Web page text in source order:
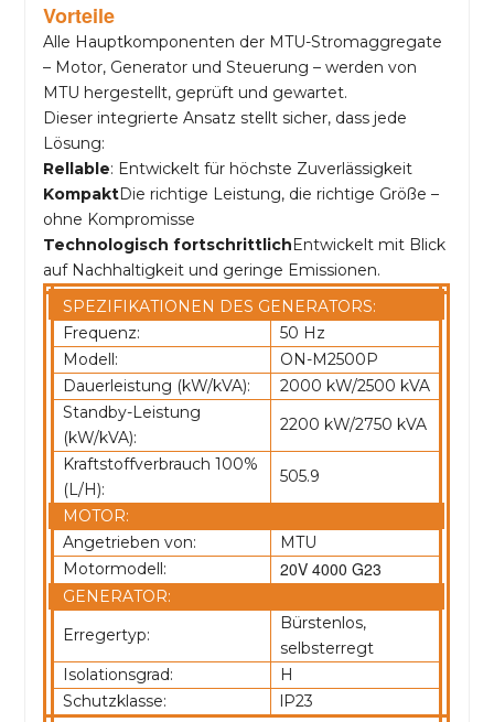
Vorteile
Alle Hauptkomponenten der MTU-Stromaggregate
– Motor, Generator und Steuerung – werden von
MTU hergestellt, geprüft und gewartet.
Dieser integrierte Ansatz stellt sicher, dass jede
Lösung:
Rellable: Entwickelt für höchste Zuverlässigkeit
KompaktDie richtige Leistung, die richtige Größe –
ohne Kompromisse
Technologisch fortschrittlichEntwickelt mit Blick
auf Nachhaltigkeit und geringe Emissionen.
SPEZIFIKATIONEN DES GENERATORS:
Frequenz:
50 Hz
Modell:
ON-M2500P
Dauerleistung (kW/kVA):
2000 kW/2500 kVA
Standby-Leistung
(kW/kVA):
2200 kW/2750 kVA
Kraftstoffverbrauch 100%
(L/H):
505.9
MOTOR:
Angetrieben von:
MTU
Motormodell:
20V 4000 G23
GENERATOR:
Erregertyp:
Bürstenlos,
selbsterregt
Isolationsgrad:
H
Schutzklasse:
lP23